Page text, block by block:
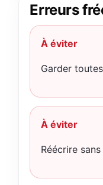
Erreurs
À éviter
Garder
À éviter
Réécrire